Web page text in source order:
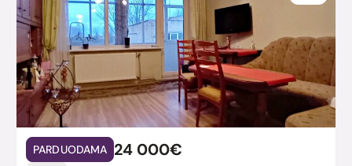
PARDUODAMA 24 000€